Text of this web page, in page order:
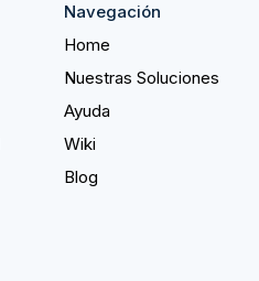
Navegación
Home
Nuestras Soluciones
Ayuda
Wiki
Blog